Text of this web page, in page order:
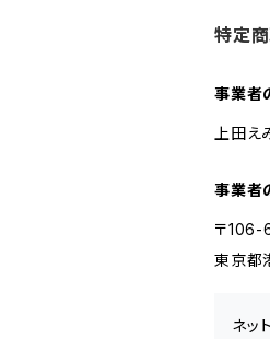
特定
事業者
上田え
事業者
〒106-
東京都
ネッ